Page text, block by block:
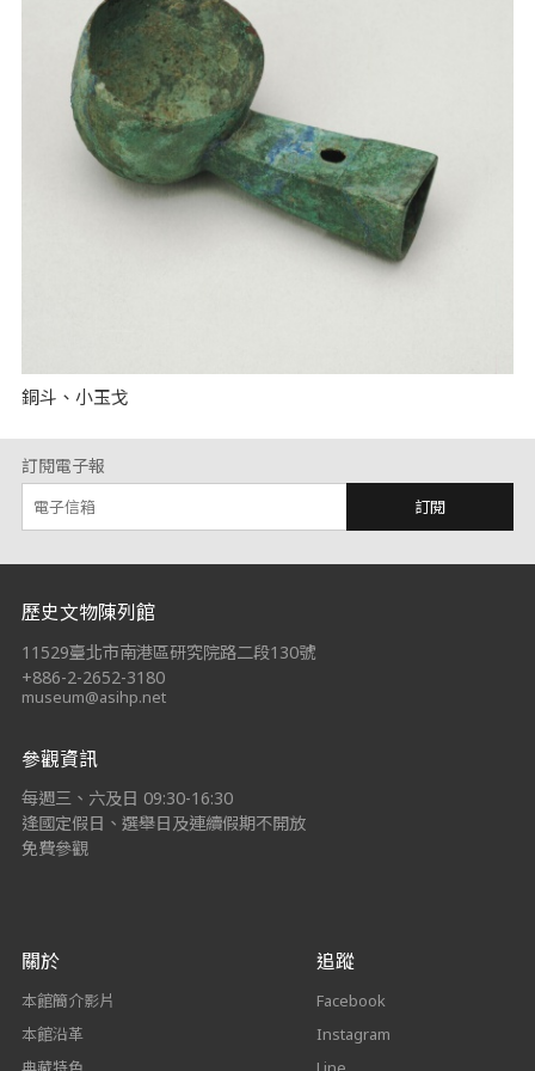
銅斗、小玉戈
訂閱電子報
訂閱
:::
歷史文物陳列館
11529臺北市南港區研究院路二段130號
+886-2-2652-3180
museum@asihp.net
參觀資訊
每週三、六及日 09:30-16:30
逢國定假日、選舉日及連續假期不開放
免費參觀
關於
本館簡介影片
本館沿革
追蹤
Facebook
Instagram